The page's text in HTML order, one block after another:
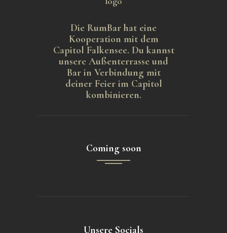
Die RumBar hat eine
Kooperation mit dem
Capitol Falkensee. Du kannst
unsere Außenterrasse und
Bar in Verbindung mit
deiner Feier im Capitol
kombinieren.
Coming soon
Unsere Socials